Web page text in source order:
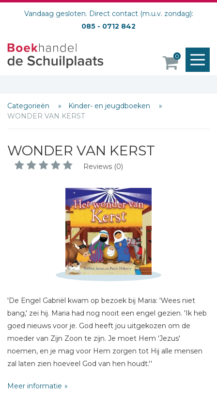
Vandaag gesloten. Direct contact (m.u.v. zondag):
085 - 0712 842
0
Categorieën
Kinder- en jeugdboeken
WONDER VAN KERST
WONDER VAN KERST
Reviews (0)
'De Engel Gabriël kwam op bezoek bij Maria: 'Wees niet
bang,' zei hij. Maria had nog nooit een engel gezien. 'Ik heb
goed nieuws voor je. God heeft jou uitgekozen om de
moeder van Zijn Zoon te zijn. Je moet Hem 'Jezus'
noemen, en je mag voor Hem zorgen tot Hij alle mensen
zal laten zien hoeveel God van hen houdt.''
Een handzaam en sfeervol boekje met het complete
Meer informatie
Schrijf hieronder je review!
* = verplicht